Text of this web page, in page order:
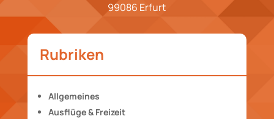
99086 Erfurt
Rubriken
Allgemeines
Ausflüge & Freizeit